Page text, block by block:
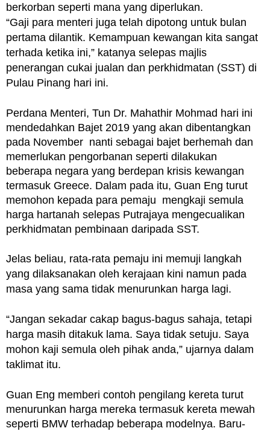
berkorban seperti mana yang diperlukan.
“Gaji para menteri juga telah dipotong untuk bulan
pertama dilantik. Kemampuan kewangan kita sangat
terhada ketika ini,” katanya selepas majlis
penerangan cukai jualan dan perkhidmatan (SST) di
Pulau Pinang hari ini.
Perdana Menteri, Tun Dr. Mahathir Mohmad hari ini
mendedahkan Bajet 2019 yang akan dibentangkan
pada November nanti sebagai bajet berhemah dan
memerlukan pengorbanan seperti dilakukan
beberapa negara yang berdepan krisis kewangan
termasuk Greece. Dalam pada itu, Guan Eng turut
memohon kepada para pemaju mengkaji semula
harga hartanah selepas Putrajaya mengecualikan
perkhidmatan pembinaan daripada SST.
Jelas beliau, rata-rata pemaju ini memuji langkah
yang dilaksanakan oleh kerajaan kini namun pada
masa yang sama tidak menurunkan harga lagi.
“Jangan sekadar cakap bagus-bagus sahaja, tetapi
harga masih ditakuk lama. Saya tidak setuju. Saya
mohon kaji semula oleh pihak anda,” ujarnya dalam
taklimat itu.
Guan Eng memberi contoh pengilang kereta turut
menurunkan harga mereka termasuk kereta mewah
seperti BMW terhadap beberapa modelnya. Baru-